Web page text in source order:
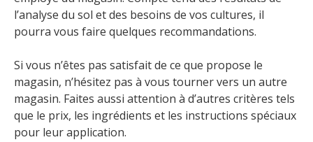
l’analyse du sol et des besoins de vos cultures, il
pourra vous faire quelques recommandations.
Si vous n’êtes pas satisfait de ce que propose le
magasin, n’hésitez pas à vous tourner vers un autre
magasin. Faites aussi attention à d’autres critères tels
que le prix, les ingrédients et les instructions spéciaux
pour leur application.